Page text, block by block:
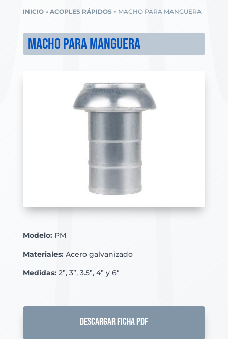
INICIO» ACOPLES RÁPIDOS» MACHO PARA MANGUERA
MACHO PARA MANGUERA
Modelo:PM
Materiales: Acero galvanizado
Medidas:2”, 3”, 3.5”, 4” y 6″
DESCARGAR FICHA PDF